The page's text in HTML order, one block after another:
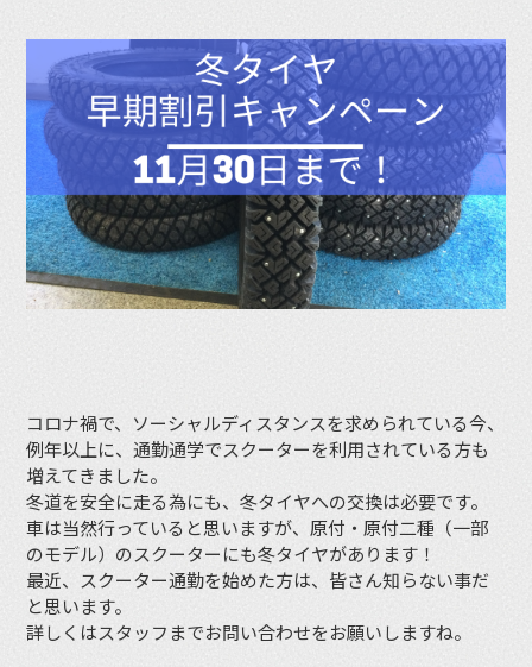
コロナ禍で、ソーシャルディスタンスを求められている今、
例年以上に、通勤通学でスクーターを利用されている方も
増えてきました。
冬道を安全に走る為にも、冬タイヤへの交換は必要です。
車は当然行っていると思いますが、原付・原付二種（一部
のモデル）のスクーターにも冬タイヤがあります！
最近、スクーター通勤を始めた方は、皆さん知らない事だ
と思います。
詳しくはスタッフまでお問い合わせをお願いしますね。